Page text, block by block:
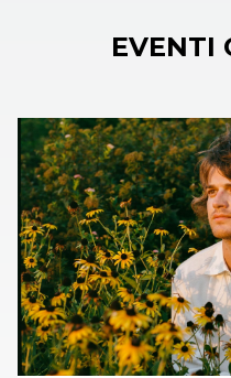
EVENTI